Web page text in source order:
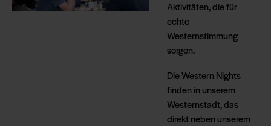
Aktivitäten, die für
echte
Westernstimmung
sorgen.
Die Western Nights
finden in unserem
Westernstadt, das
direkt neben unserem